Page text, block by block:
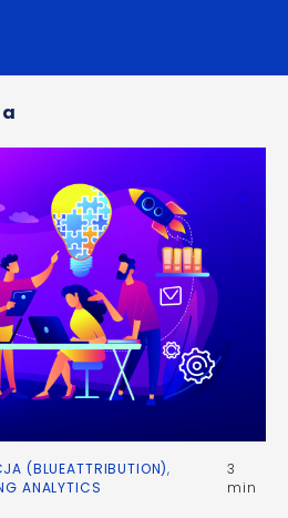
(BLUEATTRIBUTION),
ANALYTICS
3
min